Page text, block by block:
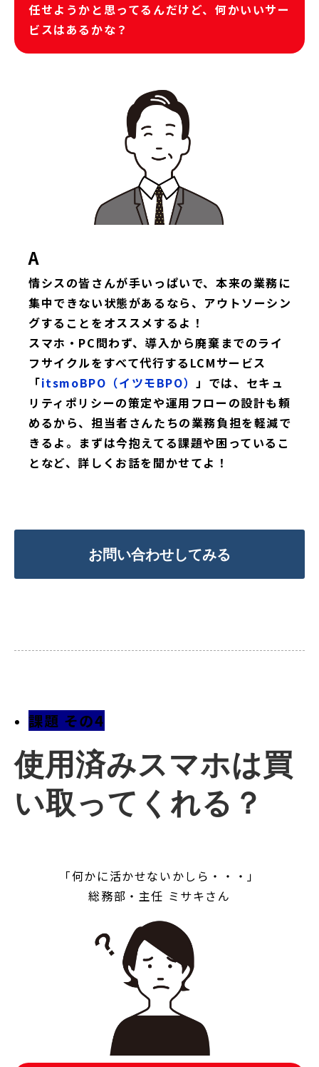
任せようかと思ってるんだけど、何かいいサー
ビスはあるかな？
A
情シスの皆さんが手いっぱいで、本来の業務に
集中できない状態があるなら、アウトソーシン
グすることをオススメするよ！
スマホ・PC問わず、導入から廃棄までのライ
フサイクルをすべて代行するLCMサービス
「itsmoBPO（イツモBPO）」では、セキュ
リティポリシーの策定や運用フローの設計も頼
めるから、担当者さんたちの業務負担を軽減で
きるよ。まずは今抱えてる課題や困っているこ
となど、詳しくお話を聞かせてよ！
お問い合わせしてみる
課題 その4
使用済みスマホは買
い取ってくれる？
「何かに活かせないかしら・・・」
総務部・主任 ミサキさん